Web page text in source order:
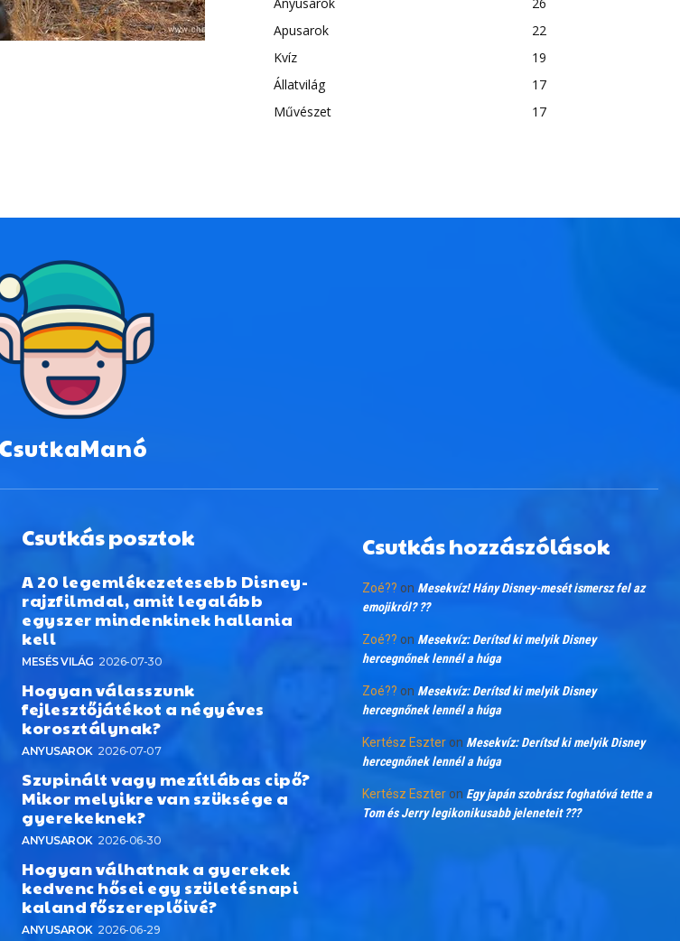
Apusarok
22
Kvíz
19
Állatvilág
17
Művészet
17
CsutkaManó
Csutkás posztok
A 20 legemlékezetesebb Disney-
rajzfilmdal, amit legalább
egyszer mindenkinek hallania
kell
MESÉS VILÁG 2026-07-30
Hogyan válasszunk
fejlesztőjátékot a négyéves
korosztálynak?
ANYUSAROK 2026-07-07
Szupinált vagy mezítlábas cipő?
Mikor melyikre van szüksége a
gyerekeknek?
ANYUSAROK 2026-06-30
Hogyan válhatnak a gyerekek
kedvenc hősei egy születésnapi
kaland főszereplőivé?
ANYUSAROK 2026-06-29
Csutkás hozzászólások
Zoé?? on Mesekvíz! Hány Disney-mesét ismersz fel az
emojikról? ??
Zoé?? on Mesekvíz: Derítsd ki melyik Disney
hercegnőnek lennél a húga
Zoé?? on Mesekvíz: Derítsd ki melyik Disney
hercegnőnek lennél a húga
Kertész Eszteron Mesekvíz: Derítsd ki melyik Disney
hercegnőnek lennél a húga
Kertész Eszteron Egy japán szobrász foghatóvá tette a
Tom és Jerry legikonikusabb jeleneteit ???